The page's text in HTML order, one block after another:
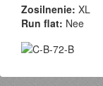
Zosilnenie: XL
Run flat: Nee